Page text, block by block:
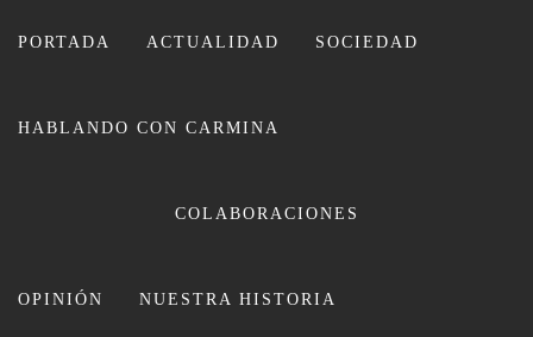
PORTADA ACTUALIDAD SOCIEDAD
HABLANDO CON CARMINA
COLABORACIONES
OPINIÓN NUESTRA HISTORIA
CARMINA LEIVA